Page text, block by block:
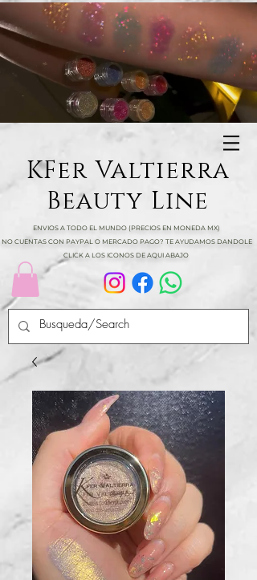
KFer Valtierra
Beauty Line
ENVIOS A TODO EL MUNDO (PRECIOS EN MONEDA MX)
NO CUENTAS CON PAYPAL O MERCADO PAGO? TE AYUDAMOS DANDOLE
CLICK A LOS ICONOS DE AQUI ABAJO